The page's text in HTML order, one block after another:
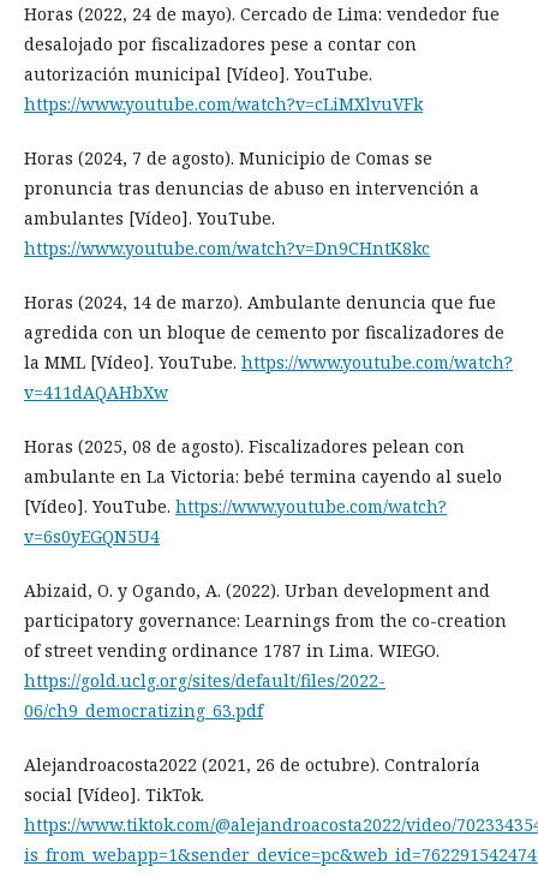
Horas (2022, 24 de mayo). Cercado de Lima: vendedor fue
desalojado por fiscalizadores pese a contar con
autorización municipal [Vídeo]. YouTube.
https://www.youtube.com/watch?v=cLiMXlvuVFk
Horas (2024, 7 de agosto). Municipio de Comas se
pronuncia tras denuncias de abuso en intervención a
ambulantes [Vídeo]. YouTube.
https://www.youtube.com/watch?v=Dn9CHntK8kc
Horas (2024, 14 de marzo). Ambulante denuncia que fue
agredida con un bloque de cemento por fiscalizadores de
la MML [Vídeo]. YouTube. https://www.youtube.com/watch?
v=411dAQAHbXw
Horas (2025, 08 de agosto). Fiscalizadores pelean con
ambulante en La Victoria: bebé termina cayendo al suelo
[Vídeo]. YouTube. https://www.youtube.com/watch?
v=6s0yEGQN5U4
Abizaid, O. y Ogando, A. (2022). Urban development and
participatory governance: Learnings from the co-creation
of street vending ordinance 1787 in Lima. WIEGO.
https://gold.uclg.org/sites/default/files/2022-
06/ch9_democratizing_63.pdf
Alejandroacosta2022 (2021, 26 de octubre). Contraloría
social [Vídeo]. TikTok.
https://www.tiktok.com/@alejandroacosta2022/video/